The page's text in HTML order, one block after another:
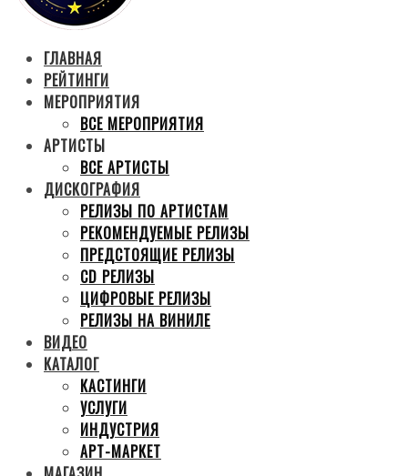
ГЛАВНАЯ
РЕЙТИНГИ
МЕРОПРИЯТИЯ
ВСЕ МЕРОПРИЯТИЯ
АРТИСТЫ
ВСЕ АРТИСТЫ
ДИСКОГРАФИЯ
РЕЛИЗЫ ПО АРТИСТАМ
РЕКОМЕНДУЕМЫЕ РЕЛИЗЫ
ПРЕДСТОЯЩИЕ РЕЛИЗЫ
CD РЕЛИЗЫ
ЦИФРОВЫЕ РЕЛИЗЫ
РЕЛИЗЫ НА ВИНИЛЕ
ВИДЕО
КАТАЛОГ
КАСТИНГИ
УСЛУГИ
ИНДУСТРИЯ
АРТ-МАРКЕТ